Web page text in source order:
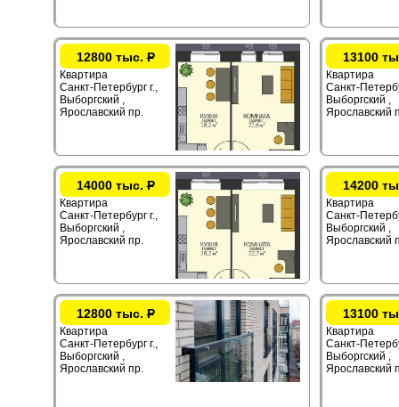
12800 тыс.Р
Квартира
Санкт-Петербург г.,
Выборгский ,
Ярославский пр.
13100
Квартира
Санкт-
Выборгский ,
Ярославский
14000 тыс.Р
Квартира
Санкт-Петербург г.,
Выборгский ,
Ярославский пр.
14200
Квартира
Санкт-
Выборгский ,
Ярославский
12800 тыс.Р
Квартира
Санкт-Петербург г.,
Выборгский ,
Ярославский пр.
13100
Квартира
Санкт-
Выборгский ,
Ярославский